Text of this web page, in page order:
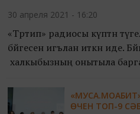
30 апреля 2021 - 16:20
«Тәртип» радиосы күптән
бәйгесен игълан иткән иде.
халкыбызның онытыла
ӨЧЕН ТОП-9